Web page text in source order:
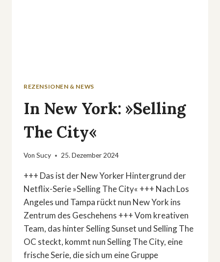
REZENSIONEN & NEWS
In New York: »Selling
The City«
Von Sucy 25. Dezember 2024
+++ Das ist der New Yorker Hintergrund der
Netflix-Serie »Selling The City« +++ Nach Los
Angeles und Tampa rückt nun New York ins
Zentrum des Geschehens +++ Vom kreativen
Team, das hinter Selling Sunset und Selling The
OC steckt, kommt nun Selling The City, eine
frische Serie, die sich um eine Gruppe